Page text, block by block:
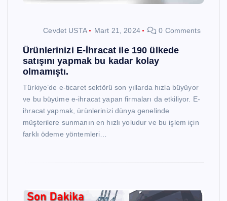
Cevdet USTA Mart 21, 2024 0 Comments
Ürünlerinizi E-İhracat ile 190 ülkede
satışını yapmak bu kadar kolay
olmamıştı.
Türkiye’de e-ticaret sektörü son yıllarda hızla büyüyor
ve bu büyüme e-ihracat yapan firmaları da etkiliyor. E-
ihracat yapmak, ürünlerinizi dünya genelinde
müşterilere sunmanın en hızlı yoludur ve bu işlem için
farklı ödeme yöntemleri…